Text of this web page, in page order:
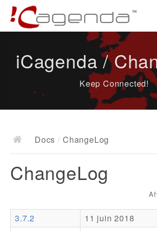
News
Docs
Documentation
Ressources
iCagenda /
Keep Connected!
Docs / ChangeLog
ChangeLog
3.7.2
11 juin 2018